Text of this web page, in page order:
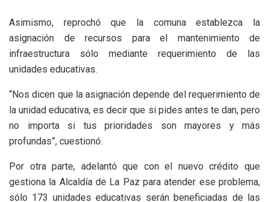
Asimismo, reprochó que la comuna establezca la
asignación de recursos para el mantenimiento de
infraestructura sólo mediante requerimiento de las
unidades educativas.
“Nos dicen que la asignación depende del requerimiento de
la unidad educativa, es decir que si pides antes te dan, pero
no importa si tus prioridades son mayores y más
profundas”, cuestionó.
Por otra parte, adelantó que con el nuevo crédito que
gestiona la Alcaldía de La Paz para atender ese problema,
sólo 173 unidades educativas serán beneficiadas de las